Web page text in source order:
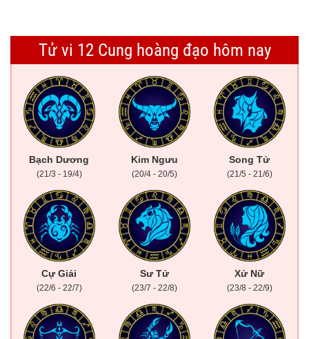
Tử vi 12 Cung hoàng đạo hôm nay
Bạch Dương
(21/3 - 19/4)
Kim Ngưu
(20/4 - 20/5)
Song Tử
(21/5 - 21/6)
Cự Giải
(22/6 - 22/7)
Sư Tử
(23/7 - 22/8)
Xử Nữ
(23/8 - 22/9)